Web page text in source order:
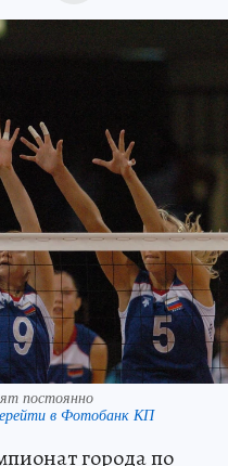
постоянно
в Фотобанк КП
города по